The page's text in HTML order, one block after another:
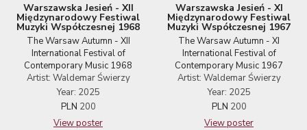
Warszawska Jesień - XII
Międzynarodowy Festiwal
Muzyki Współczesnej 1968
The Warsaw Autumn - XII
International Festival of
Contemporary Music 1968
Artist: Waldemar Świerzy
Year: 2025
PLN 200
View poster
Warszawska Jesień - XI
Międzynarodowy Festiwal
Muzyki Współczesnej 1967
The Warsaw Autumn - XI
International Festival of
Contemporary Music 1967
Artist: Waldemar Świerzy
Year: 2025
PLN 200
View poster